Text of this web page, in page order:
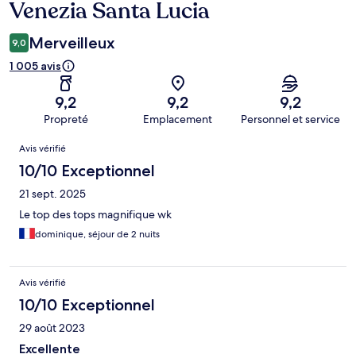
Venezia Santa Lucia
9,0 Merveilleux
1 005 avis
9,2
Propreté
9,2
Emplacement
9,2
Personnel et service
Avis
Avis vérifié
10/10 Exceptionnel
21 sept. 2025
Le top des tops magnifique wk
dominique, séjour de 2 nuits
Avis vérifié
10/10 Exceptionnel
29 août 2023
Excellente